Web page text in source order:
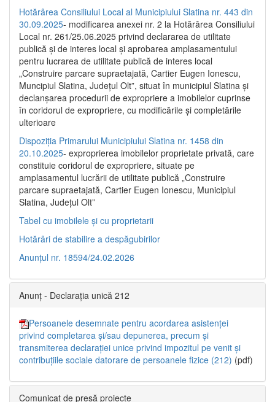
Hotărârea Consiliului Local al Municipiului Slatina nr. 443 din
30.09.2025- modificarea anexei nr. 2 la Hotărârea Consiliului
Local nr. 261/25.06.2025 privind declararea de utilitate
publică şi de interes local şi aprobarea amplasamentului
pentru lucrarea de utilitate publică de interes local
„Construire parcare supraetajată, Cartier Eugen Ionescu,
Muncipiul Slatina, Judeţul Olt”, situat în municipiul Slatina şi
declanşarea procedurii de expropriere a imobilelor cuprinse
în coridorul de expropriere, cu modificările şi completările
ulterioare
Dispoziția Primarului Municipiului Slatina nr. 1458 din
20.10.2025- exproprierea imobilelor proprietate privată, care
constituie coridorul de expropriere, situate pe
amplasamentul lucrării de utilitate publică „Construire
parcare supraetajată, Cartier Eugen Ionescu, Municipiul
Slatina, Județul Olt”
Tabel cu imobilele și cu proprietarii
Hotărâri de stabilire a despăgubirilor
Anunțul nr. 18594/24.02.2026
Anunț - Declarația unică 212
Persoanele desemnate pentru acordarea asistenței
privind completarea și/sau depunerea, precum și
transmiterea declarației unice privind impozitul pe venit și
contribuțiile sociale datorare de persoanele fizice (212) (pdf)
Comunicat de presă proiecte